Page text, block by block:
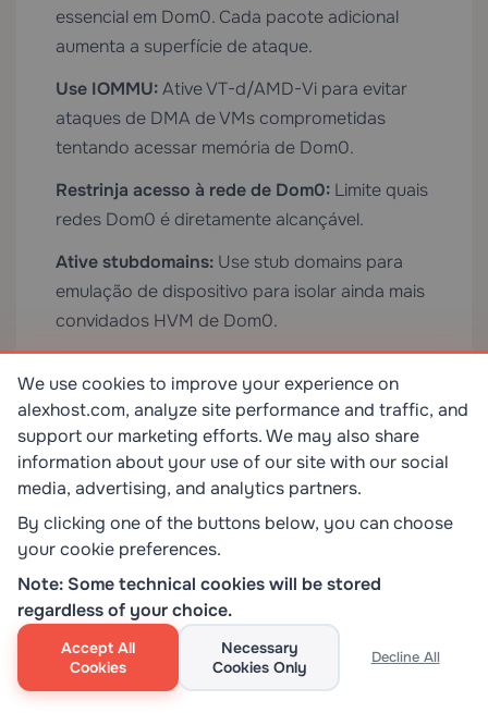
essencial em Dom0. Cada pacote adicional
aumenta a superfície de ataque.
Use IOMMU:Ative VT-d/AMD-Vi para evitar
ataques de DMA de VMs comprometidas
tentando acessar memória de Dom0.
Restrinja acesso à rede de Dom0: Limite quais
redes Dom0 é diretamente alcançável.
Ative stubdomains: Use stub domains para
emulação de dispositivo para isolar ainda mais
convidados HVM de Dom0.
regularmente configurações de DomU para
garantir que limites de recursos e configurações
de isolamento sejam aplicados corretamente.
Combine com SSL: Qualquer interface de
gerenciamento exposta pela rede deve ser
protegida comCertificados SSL
evitar interceptação de credenciais.
Conclusão
A virtualização Xen permanece uma das tecnologias
de hipervisor mais poderosas, flexíveis e conscientes
We use cookies to improve your experience on
alexhost.com, analyze site performance and traffic, and
support our marketing efforts. We may also share
information about your use of our site with our social
media, advertising, and analytics partners.
By clicking one of the buttons below, you can choose
your cookie preferences.
Note: Some technical cookies will be stored
regardless of your choice.
Accept All
Cookies
Necessary
Cookies Only
Decline All